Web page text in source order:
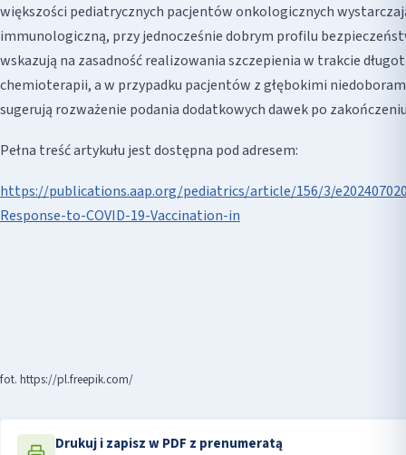
większości pediatrycznych pacjentów onkologicznych
immunologiczną, przy jednocześnie dobrym profilu
wskazują na zasadność realizowania szczepienia w trakcie
chemioterapii, a w przypadku pacjentów z głębokimi
sugerują rozważenie podania dodatkowych dawek po
Pełna treść artykułu jest dostępna pod adresem:
https://publications.aap.org/pediatrics/article/156/3/
Response-to-COVID-19-Vaccination-in
fot. https://pl.freepik.com/
Drukuj i zapisz w PDF z prenumeratą